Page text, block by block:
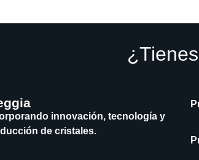
innovación, tecnología y
de cristales.